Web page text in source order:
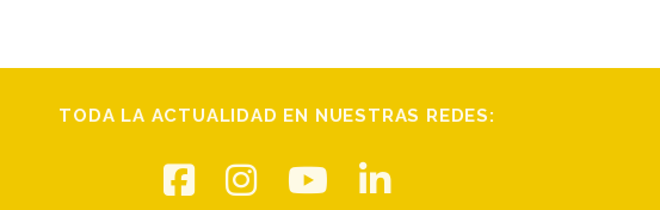
TODA LA ACTUALIDAD EN NUESTRAS REDES: